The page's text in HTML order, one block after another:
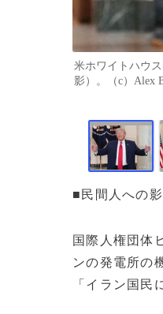
米ホワイトハウ
影）。（c）Alex
■民間人への
国際人権団体
ンの発電所の
「イラン国民